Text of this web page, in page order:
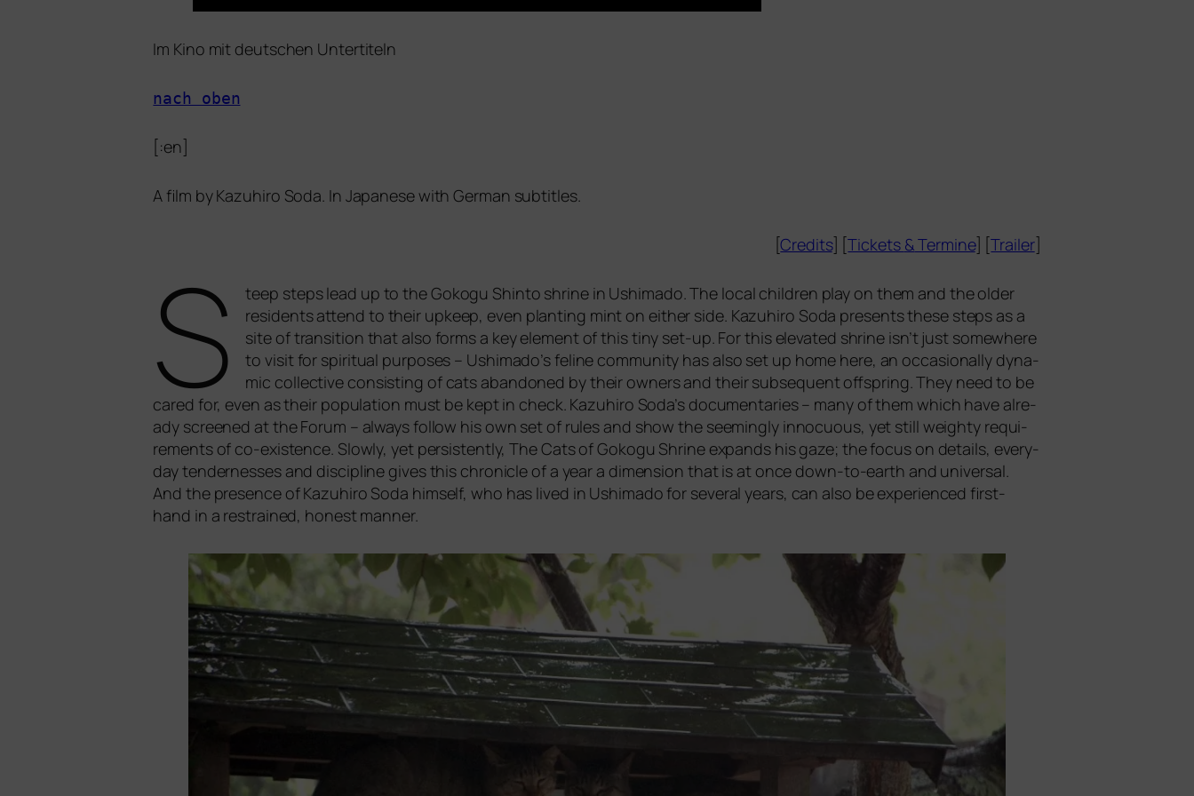
Im Kino mit deut­schen Untertiteln
nach oben
[:en]
A film by Kazuhiro Soda. In Japanese with German subtitles.
[Credits] [Tickets &Termine] [Trailer]
S
teep steps lead up to the Gokogu Shinto shri­ne in Ushimado. The local child­ren play on them and the older
resi­dents attend to their upkeep, even plan­ting mint on eit­her side. Kazuhiro Soda pres­ents the­se steps as a
site of tran­si­ti­on that also forms a key ele­ment of this tiny set-up. For this ele­va­ted shri­ne isn’t just some­whe­re
to visit for spi­ri­tu­al pur­po­ses – Ushimado’s feline com­mu­ni­ty has also set up home here, an occa­sio­nal­ly dyna­
mic coll­ec­ti­ve con­sis­ting of cats aban­do­ned by their owners and their sub­se­quent off­spring. They need to be
cared for, even as their popu­la­ti­on must be kept in check. Kazuhiro Soda’s docu­men­ta­ries – many of them which have alre­
a­dy scree­ned at theForum – always fol­low his own set of rules and show the see­mingly inno­cuous, yet still weigh­ty requi­
re­ments of co-exis­tence. Slowly, yet per­sis­t­ent­ly,The Cats of Gokogu Shrineexpands his gaze; the focus on details, ever­y­
day ten­der­nes­ses and disci­pli­ne gives this chro­nic­le of a year a dimen­si­on that is at once down-to-earth and uni­ver­sal.
And the pre­sence of Kazuhiro Soda hims­elf, who has lived in Ushimado for seve­ral years, can also be expe­ri­en­ced first-
hand in a res­trai­ned, honest manner.